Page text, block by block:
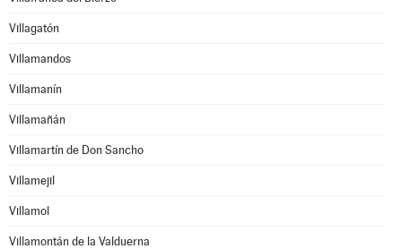
Villagatón
Villamandos
Villamanín
Villamañán
Villamartín de Don Sancho
Villamejil
Villamol
Villamontán de la Valduerna